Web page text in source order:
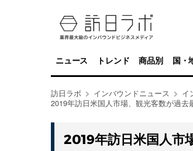
ニュース トレンド 商品別 国・
訪日ラボ インバウンドニュース
イ
2019年訪日米国人市場、観光客数が過去
2019年訪日米国人市